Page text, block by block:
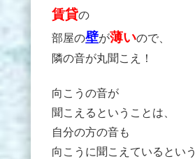
賃貸の
部屋の壁が薄いので、
隣の音が丸聞こえ！
向こうの音が
聞こえるということは、
自分の方の音も
向こうに聞こえているという